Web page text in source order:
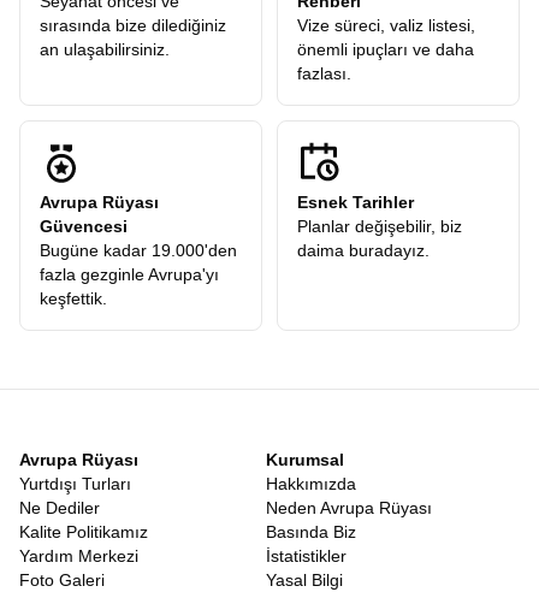
sırasında bize dilediğiniz
an ulaşabilirsiniz.
Vize süreci, valiz listesi,
önemli ipuçları ve daha
fazlası.
Avrupa Rüyası
Güvencesi
Bugüne kadar 19.000'den
fazla gezginle Avrupa'yı
keşfettik.
Esnek Tarihler
Planlar değişebilir, biz
daima buradayız.
Avrupa Rüyası
Yurtdışı Turları
Ne Dediler
Kalite Politikamız
Yardım Merkezi
Foto Galeri
Kurumsal
Hakkımızda
Neden Avrupa Rüyası
Basında Biz
İstatistikler
Yasal Bilgi